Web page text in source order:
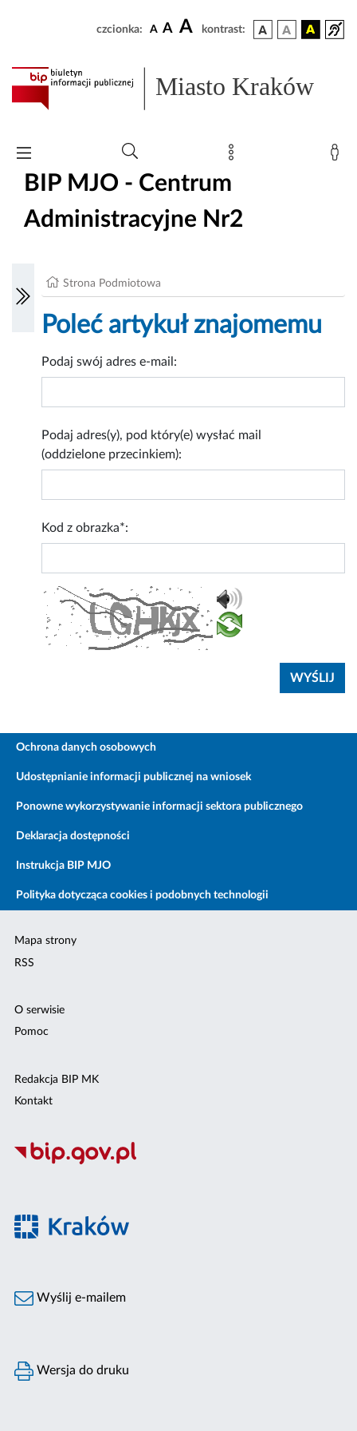
czcionka: A A A kontrast:
Miasto Kraków
BIP MJO - Centrum
Administracyjne Nr2
Strona Podmiotowa
Poleć artykuł znajomemu
Podaj swój adres e-mail:
Podaj adres(y), pod który(e) wysłać mail
(oddzielone przecinkiem):
Kod z obrazka*:
Ochrona danych osobowych
Udostępnianie informacji publicznej na wniosek
Ponowne wykorzystywanie informacji sektora publicznego
Deklaracja dostępności
Instrukcja BIP MJO
Polityka dotycząca cookies i podobnych technologii
Mapa strony
RSS
O serwisie
Pomoc
Redakcja BIP MK
Kontakt
Wyślij e-mailem
Wersja do druku